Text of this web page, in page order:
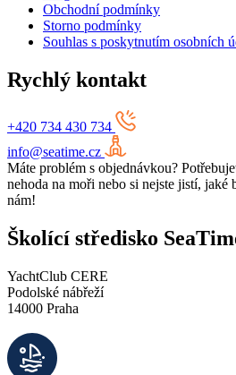
Obchodní podmínky
Storno podmínky
Souhlas s poskytnutím osobních
Rychlý kontakt
+420 734 430 734
info@seatime.cz
Máte problém s objednávkou?
nehoda na moři nebo si nejste jistí, jaké
nám!
Školící středisko
YachtClub CERE
Podolské nábřeží
14000 Praha